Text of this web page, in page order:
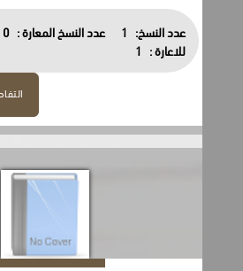
عدد النسخ: 1 عدد النسخ المعارة : 0
عدد
للاعارة :
1